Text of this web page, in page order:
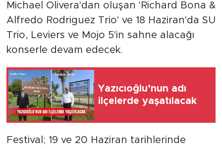
Michael Olivera'dan oluşan 'Richard Bona &
Alfredo Rodriguez Trio' ve 18 Haziran'da SU
Trio, Leviers ve Mojo 5'in sahne alacağı
konserle devam edecek.
Yazıcıoğlu’nun adı
ilçelerde yaşatılacak
Festival; 19 ve 20 Haziran tarihlerinde